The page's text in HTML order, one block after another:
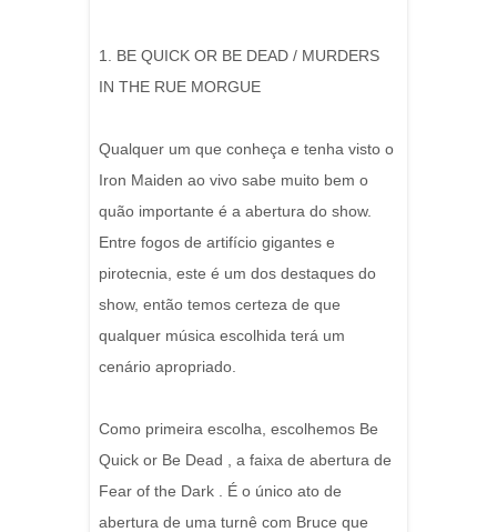
1. BE QUICK OR BE DEAD / MURDERS
IN THE RUE MORGUE
Qualquer um que conheça e tenha visto o
Iron Maiden ao vivo sabe muito bem o
quão importante é a abertura do show.
Entre fogos de artifício gigantes e
pirotecnia, este é um dos destaques do
show, então temos certeza de que
qualquer música escolhida terá um
cenário apropriado.
Como primeira escolha, escolhemos Be
Quick or Be Dead , a faixa de abertura de
Fear of the Dark . É o único ato de
abertura de uma turnê com Bruce que